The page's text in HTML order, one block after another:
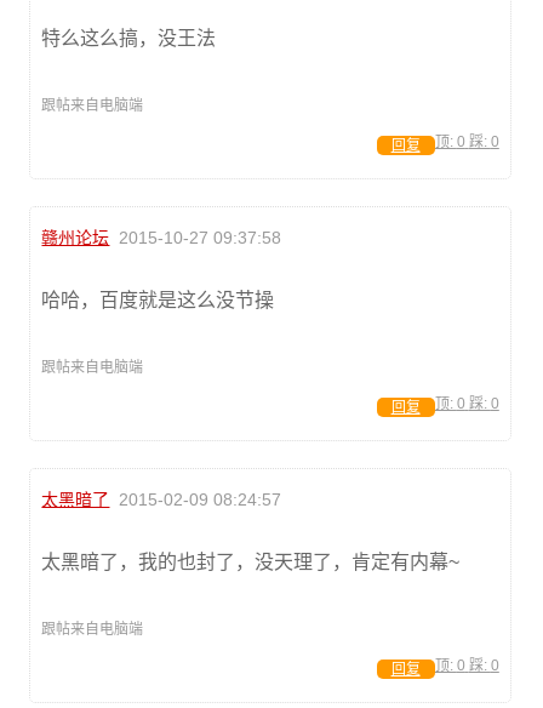
特么这么搞，没王法
跟帖来自电脑端
顶: 0 踩: 0
回复
赣州论坛 2015-10-27 09:37:58
哈哈，百度就是这么没节操
跟帖来自电脑端
顶: 0 踩: 0
回复
太黑暗了 2015-02-09 08:24:57
太黑暗了，我的也封了，没天理了，肯定有内幕~
跟帖来自电脑端
顶: 0 踩: 0
回复